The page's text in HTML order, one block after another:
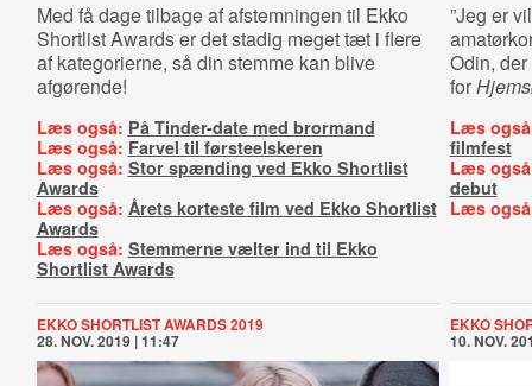
Med få dage tilbage af afstemningen til Ekko
Shortlist Awards er det stadig meget tæt i flere
af kategorierne, så din stemme kan blive
afgørende!
Læs også: På Tinder-date med brormand
Læs også: Farvel til førsteelskeren
Læs også: Stor spænding ved Ekko Shortlist
Awards
Læs også: Årets korteste film ved Ekko Shortlist
Awards
Læs også: Stemmerne vælter ind til Ekko
Shortlist Awards
”Jeg er
Odin,
for
Læs
filmfest
Læs
debut
Læs
EKKO SHORTLIST AWARDS 2019
28. NOV. 2019 | 11:47
EKKO
10. NOV.